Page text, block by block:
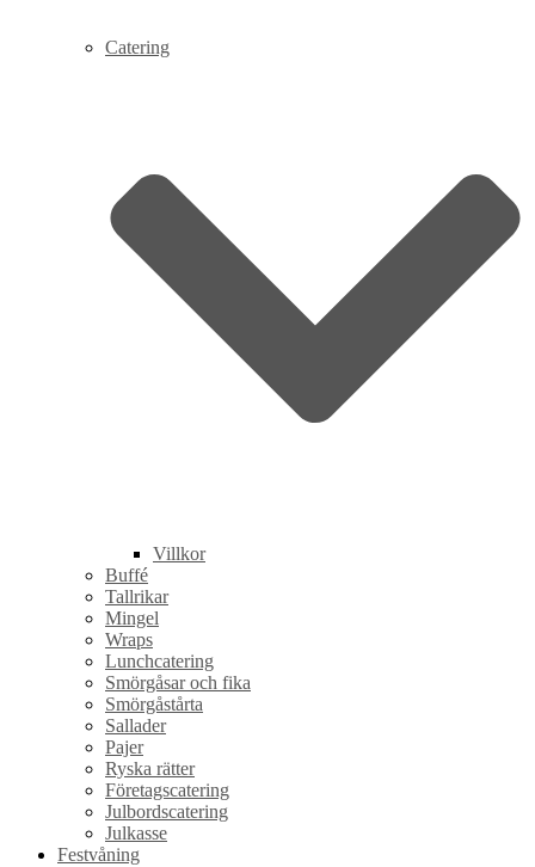
Catering
Villkor
Buffé
Tallrikar
Mingel
Wraps
Lunchcatering
Smörgåsar och fika
Smörgåstårta
Sallader
Pajer
Ryska rätter
Företagscatering
Julbordscatering
Julkasse
Festvåning